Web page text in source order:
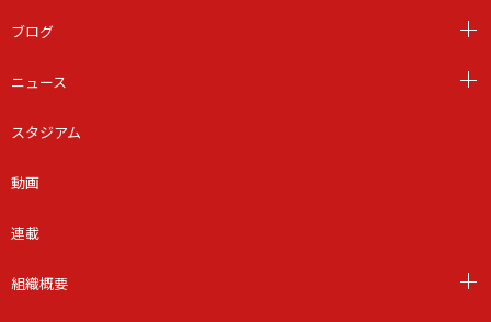
ブログ
ニュース
スタジアム
動画
連載
組織概要